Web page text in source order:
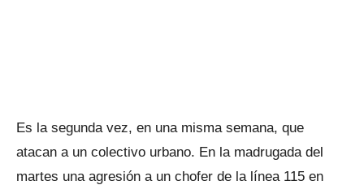
Es la segunda vez, en una misma semana, que
atacan a un colectivo urbano. En la madrugada del
martes una agresión a un chofer de la línea 115 en